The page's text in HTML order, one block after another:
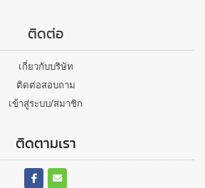
ติดต่อ
เกี่ยวกับบริษัท
ติดต่อสอบถาม
เข้าสู่ระบบ/สมาชิก
ติดตามเรา